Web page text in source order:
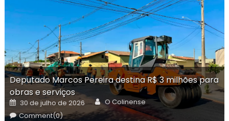
Deputado Marcos Pereira destina R$ 3 milhões para
obras e serviços
Posted
on
30 de julho de 2026 Author
O Colinense
Comment(0)